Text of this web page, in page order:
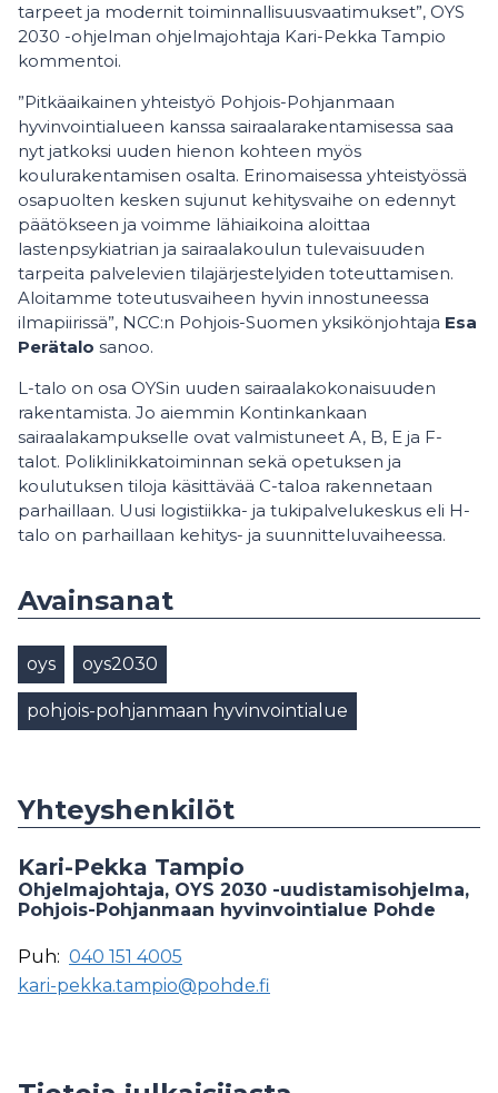
tarpeet ja modernit toiminnallisuusvaatimukset”, OYS
2030 -ohjelman ohjelmajohtaja Kari-Pekka Tampio
kommentoi.
”Pitkäaikainen yhteistyö Pohjois-Pohjanmaan
hyvinvointialueen kanssa sairaalarakentamisessa saa
nyt jatkoksi uuden hienon kohteen myös
koulurakentamisen osalta. Erinomaisessa yhteistyössä
osapuolten kesken sujunut kehitysvaihe on edennyt
päätökseen ja voimme lähiaikoina aloittaa
lastenpsykiatrian ja sairaalakoulun tulevaisuuden
tarpeita palvelevien tilajärjestelyiden toteuttamisen.
Aloitamme toteutusvaiheen hyvin innostuneessa
ilmapiirissä”, NCC:n Pohjois-Suomen yksikönjohtaja Esa
Perätalo sanoo.
L-talo on osa OYSin uuden sairaalakokonaisuuden
rakentamista. Jo aiemmin Kontinkankaan
sairaalakampukselle ovat valmistuneet A, B, E ja F-
talot. Poliklinikkatoiminnan sekä opetuksen ja
koulutuksen tiloja käsittävää C-taloa rakennetaan
parhaillaan. Uusi logistiikka- ja tukipalvelukeskus eli H-
talo on parhaillaan kehitys- ja suunnitteluvaiheessa.
Avainsanat
oys oys2030
pohjois-pohjanmaan hyvinvointialue
Yhteyshenkilöt
Kari-Pekka Tampio
Ohjelmajohtaja, OYS 2030 -uudistamisohjelma,
Pohjois-Pohjanmaan hyvinvointialue Pohde
Puh: 040 151 4005
kari-pekka.tampio@pohde.fi